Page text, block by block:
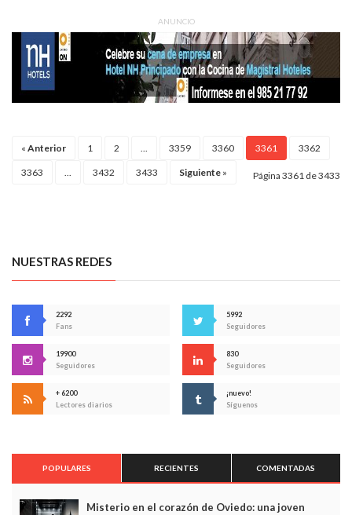
ANUNCIO
« Anterior 1 2 3359 3360 3361 3362
3363 3432 3433 Siguiente » Página 3361 de 3433
NUESTRAS REDES
2292
Fans
5992
Seguidores
19900
Seguidores
830
Seguidores
+ 6200
Lectores diarios
¡nuevo!
Síguenos
POPULARES RECIENTES COMENTADAS
Misterio en el corazón de Oviedo: una joven